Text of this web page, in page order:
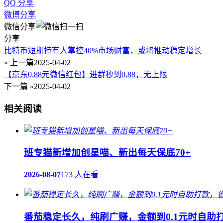
QQ 分享
微博分享
微信分享
分享
比特币短期持有人掌控40%市场财富，或将推动稳定增长
« 上一篇2025-04-02
【京东0.88元微信红包】进群秒到0.88，无上限
下一篇 »2025-04-02
相关阅读
班专猫新增加创星喵、新出每天保底70+
2026-08-07173 人在看
番茄稳定长久，纯刷广赚，金额到0.1元时自助